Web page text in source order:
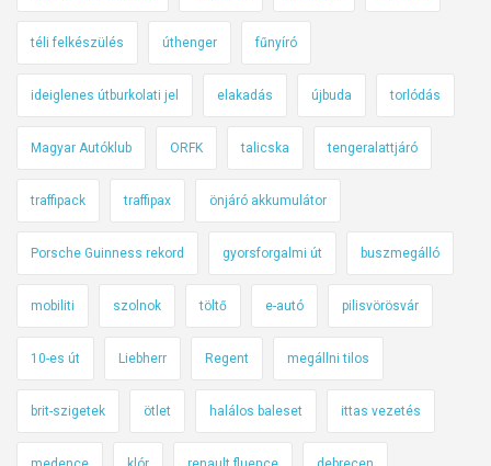
téli felkészülés úthenger fűnyíró
ideiglenes útburkolati jel elakadás újbuda torlódás
Magyar Autóklub ORFK talicska tengeralattjáró
traffipack traffipax önjáró akkumulátor
Porsche Guinness rekord gyorsforgalmi út buszmegálló
mobiliti szolnok töltő e-autó pilisvörösvár
10-es út Liebherr Regent megállni tilos
brit-szigetek ötlet halálos baleset ittas vezetés